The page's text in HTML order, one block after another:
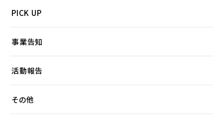
PICK UP
事業告知
活動報告
その他